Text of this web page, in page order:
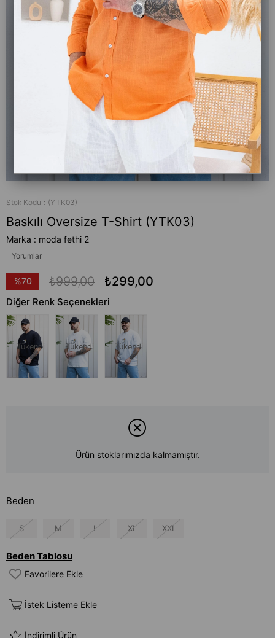
Stok Kodu (YTK03)
Baskılı Oversize T-Shirt (YTK03)
Marka : moda fethi 2
Yorumlar
%70
İndirim
₺999,00 ₺299,00
Diğer Renk Seçenekleri
Tükendi Tükendi Tükendi
Ürün stoklarımızda kalmamıştır.
Beden
S M L XL XXL
Beden Tablosu
Favorilere Ekle
İstek Listeme Ekle
İndirimli Ürün